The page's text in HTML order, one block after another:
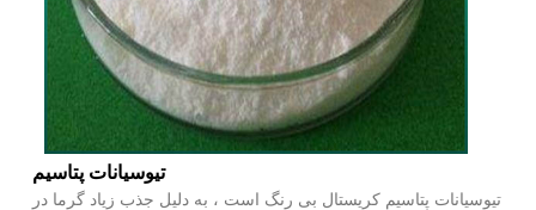
تیوسیانات پتاسیم
تیوسیانات پتاسیم کریستال بی رنگ است ، به دلیل جذب زیاد گرما در